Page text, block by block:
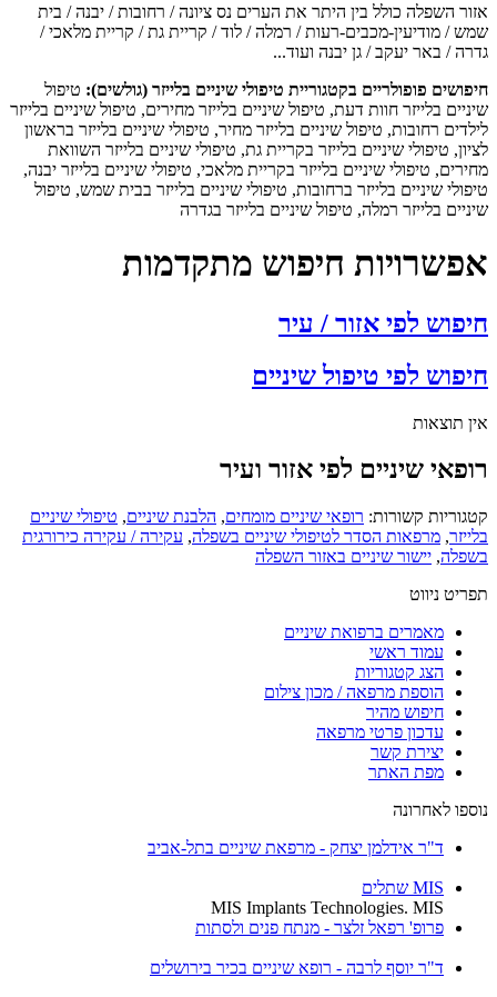
אזור השפלה כולל בין היתר את הערים נס ציונה / רחובות / יבנה / בית
שמש / מודיעין-מכבים-רעות / רמלה / לוד / קריית גת / קריית מלאכי /
גדרה / באר יעקב / גן יבנה ועוד...
חיפושים פופולריים בקטגוריית טיפולי שיניים בלייזר (גולשים): טיפול
שיניים בלייזר חוות דעת, טיפול שיניים בלייזר מחירים, טיפול שיניים בלייזר
לילדים רחובות, טיפול שיניים בלייזר מחיר, טיפולי שיניים בלייזר בראשון
לציון, טיפולי שיניים בלייזר בקריית גת, טיפולי שיניים בלייזר השוואת
מחירים, טיפולי שיניים בלייזר בקריית מלאכי, טיפולי שיניים בלייזר יבנה,
טיפולי שיניים בלייזר ברחובות, טיפולי שיניים בלייזר בבית שמש, טיפול
שיניים בלייזר רמלה, טיפול שיניים בלייזר בגדרה
אפשרויות חיפוש מתקדמות
חיפוש לפי אזור / עיר
חיפוש לפי טיפול שיניים
אין תוצאות
רופאי שיניים לפי אזור ועיר
קטגוריות קשורות: רופאי שיניים מומחים, הלבנת שיניים, טיפולי שיניים
בלייזר, מרפאות הסדר לטיפולי שיניים בשפלה, עקירה / עקירה כירורגית
בשפלה, יישור שיניים באזור השפלה
תפריט ניווט
מאמרים ברפואת שיניים
עמוד ראשי
הצג קטגוריות
הוספת מרפאה / מכון צילום
חיפוש מהיר
עדכון פרטי מרפאה
יצירת קשר
מפת האתר
נוספו לאחרונה
ד"ר אידלמן יצחק - מרפאת שיניים בתל-אביב
MIS שתלים
MIS Implants Technologies. MIS
פרופ' רפאל זלצר - מנתח פנים ולסתות
ד"ר יוסף לרבה - רופא שיניים בכיר בירושלים